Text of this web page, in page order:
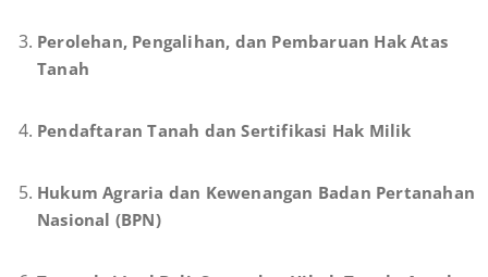
Perolehan, Pengalihan, dan Pembaruan Hak Atas
Tanah
Pendaftaran Tanah dan Sertifikasi Hak Milik
Hukum Agraria dan Kewenangan Badan Pertanahan
Nasional (BPN)